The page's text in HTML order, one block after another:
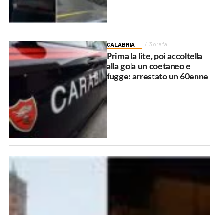
CALABRIA 3 ore fa
Prima la lite, poi accoltella
alla gola un coetaneo e
fugge: arrestato un 60enne